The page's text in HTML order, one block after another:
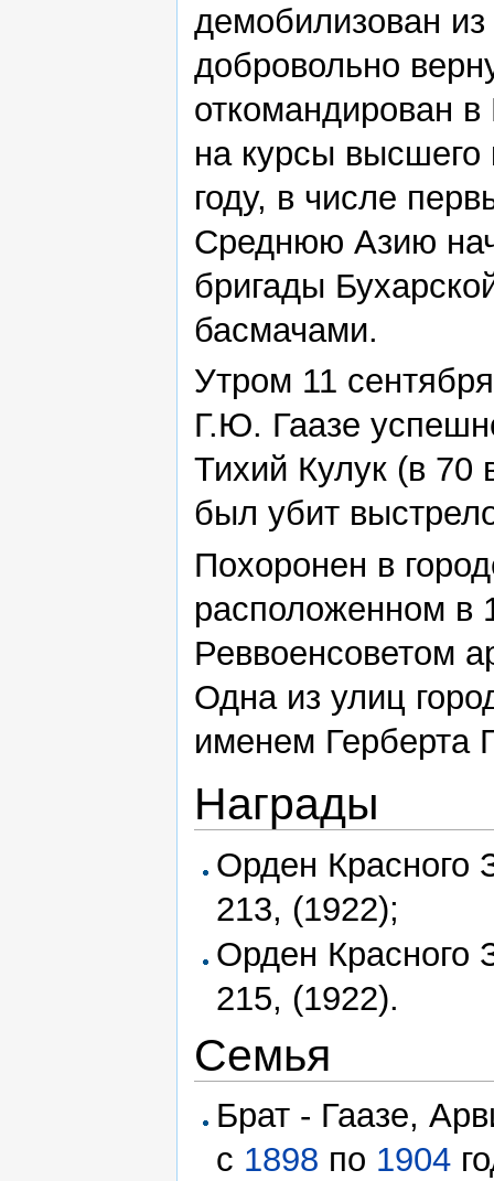
демобилизован
добровольно
откомандирован
на курсы
году, в числе
Среднюю Азию
бригады
басмачами.
Утром 11
Г.Ю. Гаазе
Тихий Кулук (в 70
был убит
Похоронен в
расположенном в
Реввоенсоветом
Одна из улиц
именем Герберта
Награды
Орден
213, (1922);
Орден
215, (1922).
Семья
Брат - Гаазе,
с 1898 по 1904